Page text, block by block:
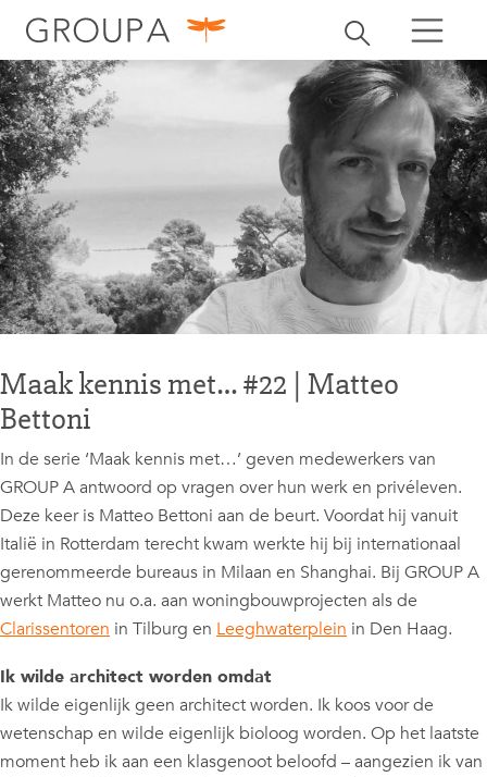
Zoekbalk
zoeken zoeken
Maak kennis met… #22 | Matteo
Bettoni
In de serie ‘Maak kennis met…’ geven medewerkers van
GROUP A antwoord op vragen over hun werk en privéleven.
Deze keer is Matteo Bettoni aan de beurt. Voordat hij vanuit
Italië in Rotterdam terecht kwam werkte hij bij internationaal
gerenommeerde bureaus in Milaan en Shanghai. Bij GROUP A
werkt Matteo nu o.a. aan woningbouwprojecten als de
Clarissentoren in Tilburg en Leeghwaterplein in Den Haag.
Ik wilde architect worden omdat
Ik wilde eigenlijk geen architect worden. Ik koos voor de
wetenschap en wilde eigenlijk bioloog worden. Op het laatste
moment heb ik aan een klasgenoot beloofd – aangezien ik van